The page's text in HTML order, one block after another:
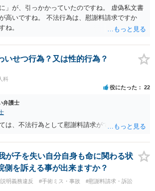
ば言い方を変えて「緊急手術をおすすめします
屋が満床なので大部屋を希望される場合は本日
れません。１日当たり１万８７００円の個室で
る病院側の説明としては十分だと思いますし、
分かれると思います。それに加えて、そもそも
的拘束力はないこと(下級行政機関に対する拘束
えれば、一応の説明を受けて同意した以上、病
１日当たり」という記載が抜けていることを奇
拒んでいると見られて、今後あなたやあなたの
を受診せざるを得なくなった場合に事実上の不
否定できないように思われます。
」が、引っかかっていたのですね。 虚偽私文書
高いですね。 不法行為は、慰謝料請求ですか
ね。
いせつ行為？又は性的行為？
科
役にたった 22
弁護士
は、不法行為として慰謝料請求ができます。
が子を失い自分自身も命に関わる状
側を訴える事が出来ますか？
明義務違反 #手術ミス・事故
#慰謝料請求・訴訟